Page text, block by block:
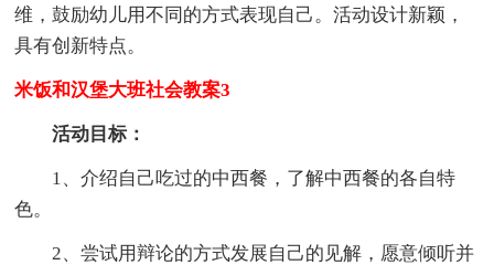
维，鼓励幼儿用不同的方式表现自己。活动设计新颖，
具有创新特点。
米饭和汉堡大班社会教案3
活动目标：
1、介绍自己吃过的中西餐，了解中西餐的各自特
色。
2、尝试用辩论的方式发展自己的见解，愿意倾听并